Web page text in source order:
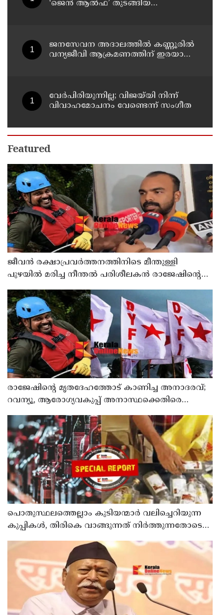
‘ജെൻ ആൽഫ’ തുടങ്ങിയ
ജനസേവന അദാലത്തിൽ കണ്ണൂരിൽ
വന്യജീവി ആക്രമണത്തിന് ഇരയായ
വേർപിരിയുന്നില്ല; വിജയ്‍യി നിന്ന്
വിവാഹമോചനം വേണ്ടെന്ന് സംഗീത
Featured
ജീവൻ രക്ഷാപ്രവർത്തനത്തിനിടെ മീന്തുള്ളി
പുഴയിൽ മരിച്ച നീന്തൽ പരിശീലകൻ രാജേഷിൻ്റെ
നടപടിയെന്ന് കളക്ടർ
രാജേഷിന്റെ മൃതദേഹത്തോട് കാണിച്ച അനാദരവ്;
റവന്യൂ, ആരോഗ്യവകുപ്പ് അനാസ്ഥക്കെതിരെ
ശക്തമായ പ്രതിഷേധത്തിലേക്ക്
പൊതുസ്ഥലത്തെല്ലാം കുടിയന്മാര്‍ വലിച്ചെറിയുന്ന
കുപ്പികള്‍, തിരികെ വാങ്ങുന്നത് നിര്‍ത്തുന്നതോടെ
നിര്‍ത്തിയത് എന്തിന്? സര്‍ക്കാരിന്റേത് തലതിരിഞ്ഞ
തീരുമാനമോ?